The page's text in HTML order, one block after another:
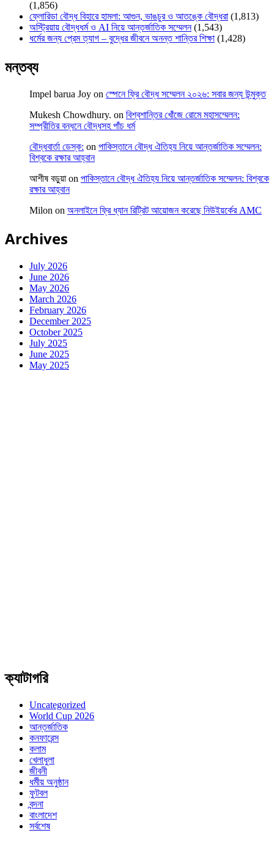
(1,856)
ফ্লোরিডা বৌদ্ধ বিহারে হামলা: আগুন, ভাঙচুর ও আতঙ্কে বৌদ্ধরা (1,813)
অস্ট্রিয়ায় বৌদ্ধধর্ম ও AI নিয়ে আন্তর্জাতিক সম্মেলন (1,543)
ধর্মের জন্য প্রেম ত্যাগ – বুদ্ধের জীবনে অনন্ত শান্তির শিক্ষা (1,428)
মন্তব্য
Impel barua Joy on স্পেনে ফ্রি বৌদ্ধ সম্মেলন ২০২৬: সবার জন্য উন্মুক্ত
Mukesh Chowdhury. on বিশ্বশান্তির খোঁজে রোমে মহাসম্মেলন:
সম্প্রীতির বন্ধনে বৌদ্ধসহ পাঁচ ধর্ম
বৌদ্ধবার্তা ডেস্ক: on পাকিস্তানে বৌদ্ধ ঐতিহ্য নিয়ে আন্তর্জাতিক সম্মেলন:
বিশ্বকে রক্ষার আহ্বান
আশীষ বড়ুয়া on পাকিস্তানে বৌদ্ধ ঐতিহ্য নিয়ে আন্তর্জাতিক সম্মেলন: বিশ্বকে
রক্ষার আহ্বান
Milon on অনলাইনে ফ্রি ধ্যান রিট্রিট আয়োজন করেছে নিউইয়র্কের AMC
Archives
July 2026
June 2026
May 2026
March 2026
February 2026
December 2025
October 2025
July 2025
June 2025
May 2025
ক্যাটাগরি
Uncategorized
World Cup 2026
আন্তর্জাতিক
কনফারেন্স
কলাম
খেলাধুলা
জীবনী
ধর্মীয় অনুষ্ঠান
ফুটবল
বন্দনা
বাংলাদেশ
সর্বশেষ